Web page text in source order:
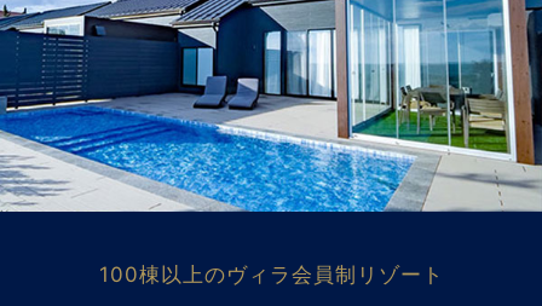
100棟以上のヴィラ会員制リゾート